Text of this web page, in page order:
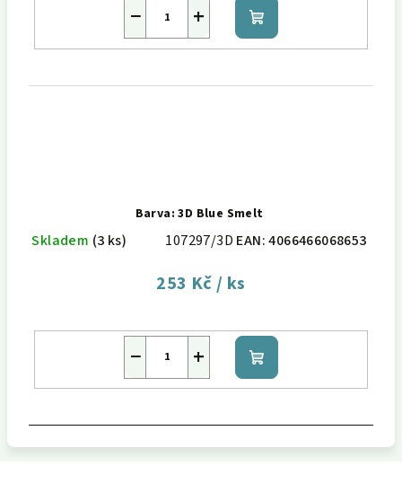
+
− Do
košíku
Barva: 3D Blue Smelt
Skladem (3 ks) 107297/3D EAN: 4066466068653
253 Kč/ ks
+
− Do
košíku